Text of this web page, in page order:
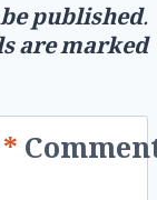
published.
are marked
*